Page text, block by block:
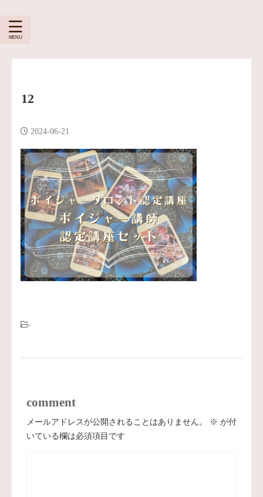
12
2024-06-21
-
comment
メールアドレスが公開されることはありません。 ※ が付
いている欄は必須項目です